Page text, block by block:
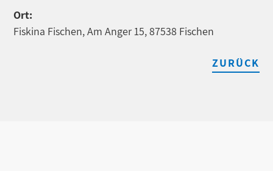
Ort:
Fiskina Fischen, Am Anger 15, 87538 Fischen
ZURÜCK